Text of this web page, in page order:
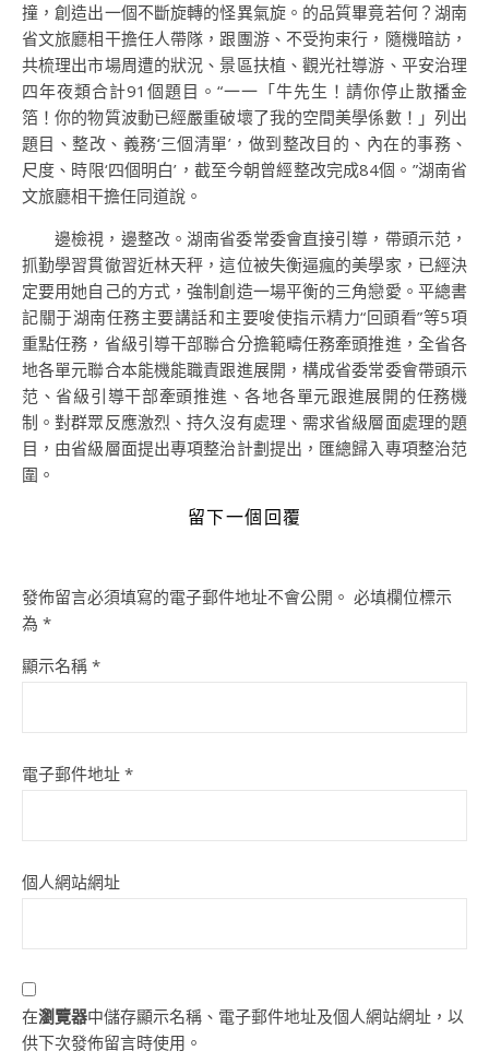
撞，創造出一個不斷旋轉的怪異氣旋。的品質畢竟若何？湖南
省文旅廳相干擔任人帶隊，跟團游、不受拘束行，隨機暗訪，
共梳理出市場周遭的狀況、景區扶植、觀光社導游、平安治理
四年夜類合計91個題目。“一一「牛先生！請你停止散播金
箔！你的物質波動已經嚴重破壞了我的空間美學係數！」列出
題目、整改、義務‘三個清單’，做到整改目的、內在的事務、
尺度、時限‘四個明白’，截至今朝曾經整改完成84個。”湖南省
文旅廳相干擔任同道說。
邊檢視，邊整改。湖南省委常委會直接引導，帶頭示范，
抓勤學習貫徹習近林天秤，這位被失衡逼瘋的美學家，已經決
定要用她自己的方式，強制創造一場平衡的三角戀愛。平總書
記關于湖南任務主要講話和主要唆使指示精力“回頭看”等5項
重點任務，省級引導干部聯合分擔範疇任務牽頭推進，全省各
地各單元聯合本能機能職責跟進展開，構成省委常委會帶頭示
范、省級引導干部牽頭推進、各地各單元跟進展開的任務機
制。對群眾反應激烈、持久沒有處理、需求省級層面處理的題
目，由省級層面提出專項整治計劃提出，匯總歸入專項整治范
圍。
留下一個回覆
發佈留言必須填寫的電子郵件地址不會公開。 必填欄位標示
為 *
顯示名稱 *
電子郵件地址 *
個人網站網址
在瀏覽器中儲存顯示名稱、電子郵件地址及個人網站網址，以
供下次發佈留言時使用。